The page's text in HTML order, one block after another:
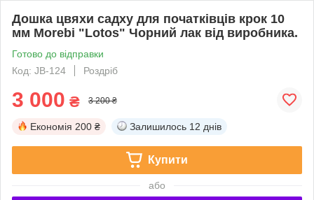
Дошка цвяхи садху для початківців крок 10
мм Morebi "Lotos" Чорний лак від виробника.
Готово до відправки
Код: JB-124
Роздріб
3 000 ₴ 3 200 ₴
Економія 200 ₴ Залишилось 12 днів
Купити
або